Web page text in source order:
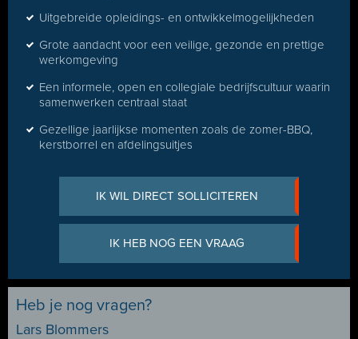
Uitgebreide opleidings- en ontwikkelmogelijkheden
Grote aandacht voor een veilige, gezonde en prettige
werkomgeving
Een informele, open en collegiale bedrijfscultuur waarin
samenwerken centraal staat
Gezellige jaarlijkse momenten zoals de zomer-BBQ,
kerstborrel en afdelingsuitjes
IK WIL DIRECT SOLLICITEREN
IK HEB NOG EEN VRAAG
Heb je nog vragen?
Lars Blommers